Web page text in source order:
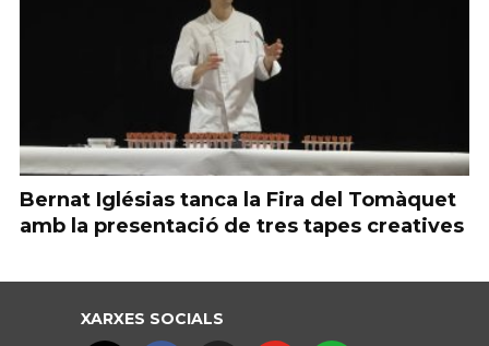
Bernat Iglésias tanca la Fira del Tomàquet
amb la presentació de tres tapes creatives
XARXES SOCIALS